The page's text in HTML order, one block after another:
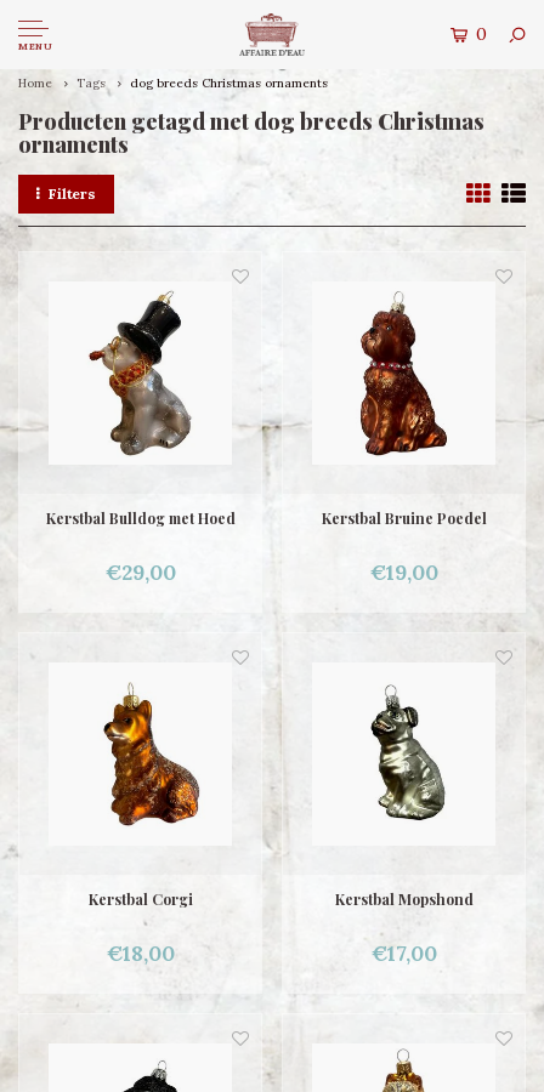
MENU
0
Home Tags dog breeds Christmas ornaments
Producten getagd met dog breeds Christmas
ornaments
Filters
Kerstbal Bulldog met Hoed
€29,00
Kerstbal Bruine Poedel
€19,00
Kerstbal Corgi
€18,00
Kerstbal Mopshond
€17,00